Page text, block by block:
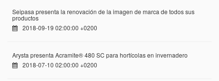
Seipasa presenta la renovación de la imagen de marca de todos sus
productos
2018-09-19 02:00:00 +0200
Arysta presenta Acramite® 480 SC para hortícolas en invernadero
2018-07-10 02:00:00 +0200